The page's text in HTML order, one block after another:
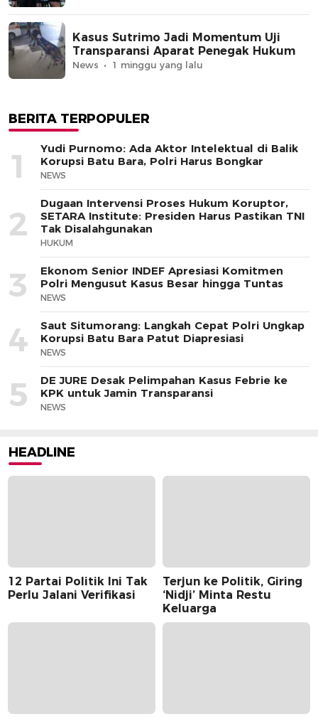
Kasus Sutrimo Jadi Momentum Uji
Transparansi Aparat Penegak Hukum
News 1 minggu yang lalu
BERITA TERPOPULER
1
Yudi Purnomo: Ada Aktor Intelektual di Balik
Korupsi Batu Bara, Polri Harus Bongkar
NEWS
2
Dugaan Intervensi Proses Hukum Koruptor,
SETARA Institute: Presiden Harus Pastikan TNI
Tak Disalahgunakan
HUKUM
3
Ekonom Senior INDEF Apresiasi Komitmen
Polri Mengusut Kasus Besar hingga Tuntas
NEWS
4
Saut Situmorang: Langkah Cepat Polri Ungkap
Korupsi Batu Bara Patut Diapresiasi
NEWS
5
DE JURE Desak Pelimpahan Kasus Febrie ke
KPK untuk Jamin Transparansi
NEWS
HEADLINE
12 Partai Politik Ini Tak
Perlu Jalani Verifikasi
Terjun ke Politik, Giring
‘Nidji’ Minta Restu
Keluarga